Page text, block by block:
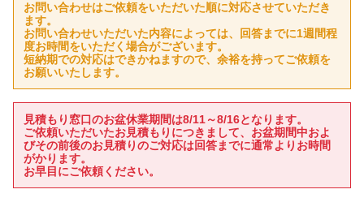
お問い合わせはご依頼をいただいた順に対応させていただき
ます。
お問い合わせいただいた内容によっては、回答までに1週間程
度お時間をいただく場合がございます。
短納期での対応はできかねますので、余裕を持ってご依頼を
お願いいたします。
見積もり窓口のお盆休業期間は8/11～8/16となります。
ご依頼いただいたお見積もりにつきまして、お盆期間中およ
びその前後のお見積りのご対応は回答までに通常よりお時間
がかります。
お早目にご依頼ください。